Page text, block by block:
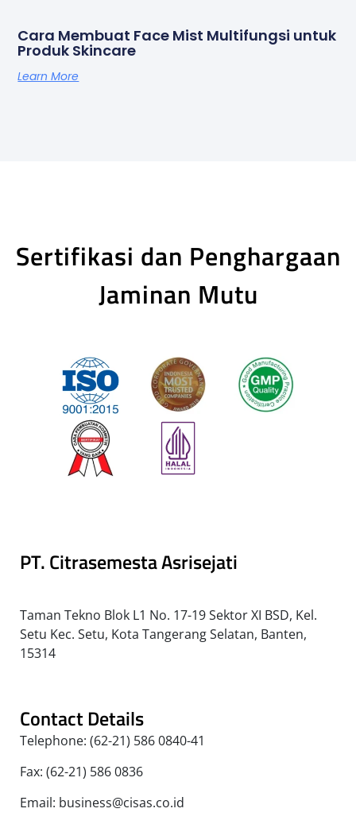
Cara Membuat Face Mist Multifungsi untuk
Produk Skincare
Learn More
Sertifikasi dan Penghargaan
Jaminan Mutu
PT. Citrasemesta Asrisejati
Taman Tekno Blok L1 No. 17-19 Sektor XI BSD, Kel.
Setu Kec. Setu, Kota Tangerang Selatan, Banten,
15314
Contact Details
Telephone: (62-21) 586 0840-41
Fax: (62-21) 586 0836
Email: business@cisas.co.id